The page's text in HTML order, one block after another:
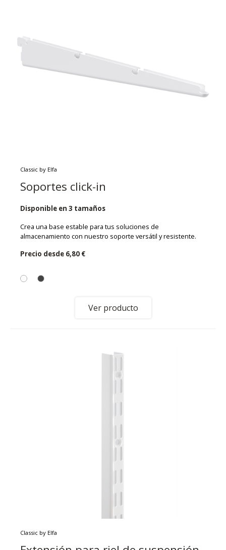
Classic by Elfa
Soportes click-in
Disponible en 3 tamaños
Crea una base estable para tus soluciones de
almacenamiento con nuestro soporte versátil y resistente.
Precio desde 6,80 €
Ver producto
Classic by Elfa